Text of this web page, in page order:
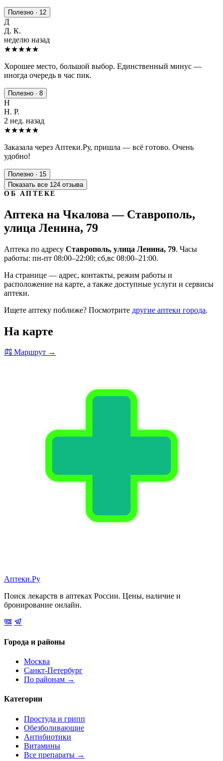
Полезно · 12
Д
Д. К.
неделю назад
★★★★★
Хорошее место, большой выбор. Единственный минус —
иногда очередь в час пик.
Полезно · 8
Н
Н. Р.
2 нед. назад
★★★★★
Заказала через Аптеки.Ру, пришла — всё готово. Очень
удобно!
Полезно · 15
Показать все 124 отзыва
ОБ АПТЕКЕ
Аптека на Чкалова — Ставрополь,
улица Ленина, 79
Аптека по адресу Ставрополь, улица Ленина, 79. Часы
работы: пн-пт 08:00–22:00; сб,вс 08:00–21:00.
На странице — адрес, контакты, режим работы и
расположение на карте, а также доступные услуги и сервисы
аптеки.
Ищете аптеку поближе? Посмотрите другие аптеки города.
На карте
Маршрут →
Аптеки.Ру
Поиск лекарств в аптеках России. Цены, наличие и
бронирование онлайн.
Города и районы
Москва
Санкт-Петербург
По районам →
Категории
Простуда и грипп
Обезболивающие
Антибиотики
Витамины
Все препараты →